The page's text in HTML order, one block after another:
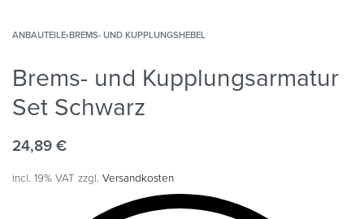
ANBAUTEILE›BREMS- UND KUPPLUNGSHEBEL
Brems- und Kupplungsarmatur
Set Schwarz
24,89 €
incl. 19% VAT zzgl. Versandkosten